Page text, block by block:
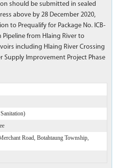
should be submitted in sealed
above by 28 December 2020,
to Prequalify for Package No. ICB-
from Hlaing River to
including Hlaing River Crossing
Supply Improvement Project Phase
Road, Botahtaung Township,